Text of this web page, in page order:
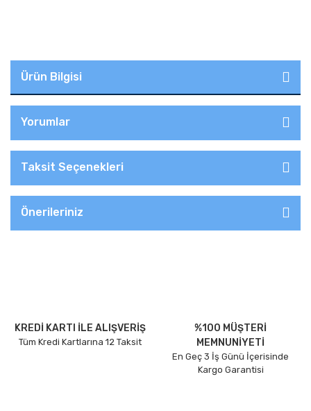
Ürün Bilgisi
Yorumlar
Taksit Seçenekleri
Önerileriniz
KREDİ KARTI İLE ALIŞVERİŞ
Tüm Kredi Kartlarına 12 Taksit
%100 MÜŞTERİ
MEMNUNİYETİ
En Geç 3 İş Günü İçerisinde
Kargo Garantisi